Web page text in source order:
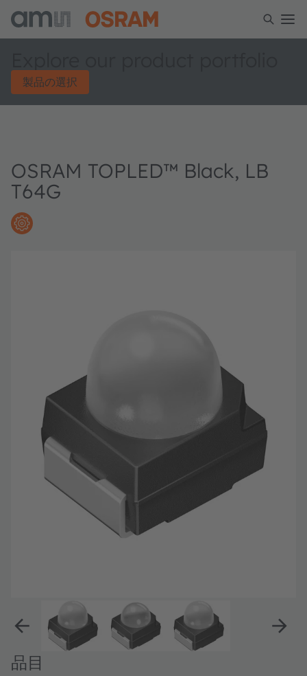
製品の選択
OSRAM TOPLED™ Black, LB
T64G
品目